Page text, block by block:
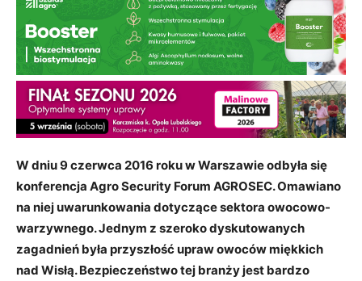
W dniu 9 czerwca 2016 roku w Warszawie odbyła się
konferencja Agro Security Forum AGROSEC. Omawiano
na niej uwarunkowania dotyczące sektora owocowo-
warzywnego. Jednym z szeroko dyskutowanych
zagadnień była przyszłość upraw owoców miękkich
nad Wisłą. Bezpieczeństwo tej branży jest bardzo